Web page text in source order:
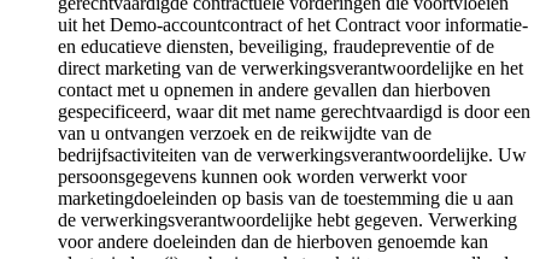
uit het Demo-accountcontract of het Contract voor informatie-
en educatieve diensten, beveiliging, fraudepreventie of de
direct marketing van de verwerkingsverantwoordelijke en het
contact met u opnemen in andere gevallen dan hierboven
gespecificeerd, waar dit met name gerechtvaardigd is door een
van u ontvangen verzoek en de reikwijdte van de
bedrijfsactiviteiten van de verwerkingsverantwoordelijke. Uw
persoonsgegevens kunnen ook worden verwerkt voor
marketingdoeleinden op basis van de toestemming die u aan
de verwerkingsverantwoordelijke hebt gegeven. Verwerking
voor andere doeleinden dan de hierboven genoemde kan